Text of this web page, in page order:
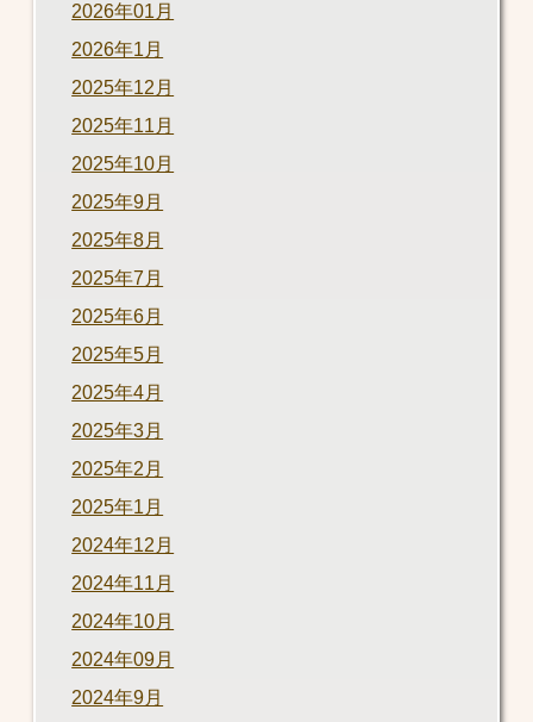
2026年01月
2026年1月
2025年12月
2025年11月
2025年10月
2025年9月
2025年8月
2025年7月
2025年6月
2025年5月
2025年4月
2025年3月
2025年2月
2025年1月
2024年12月
2024年11月
2024年10月
2024年09月
2024年9月